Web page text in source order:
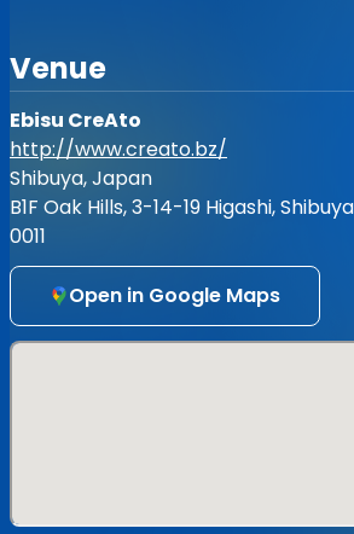
・撮影は静止画のみとなります
・撮影したデータの商用利用はできませ
・一律、電源はお貸し致しません
・主催者が指定した撮影エリア以外で
・撮影エリアと一般エリアの行き来、
譲渡は禁止致します
・踏み台、ステップなどの使用は禁止
・照明へのご要望、一般エリアのお客
お受けできません
・お客様同士のトラブル、機材の紛失
は責任を負いかねますのであらかじめ
・その他、他のお客様へご迷惑となる
・当日はイベントスタッフの指示に従
Venue
Ebisu CreAto
http://www.creato.bz/
Shibuya, Japan
B1F Oak Hills, 3-14-19 Higashi,
0011
Open in Google Maps